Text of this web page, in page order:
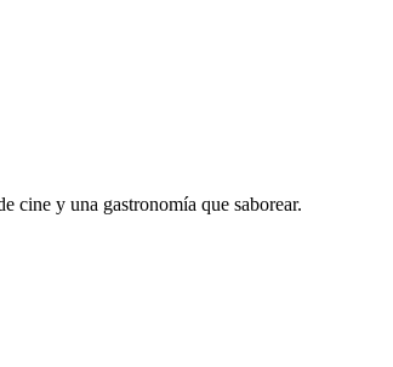
cine y una gastronomía que saborear.